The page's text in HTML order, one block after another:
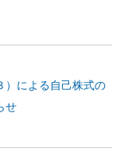
）による自己株式の
せ